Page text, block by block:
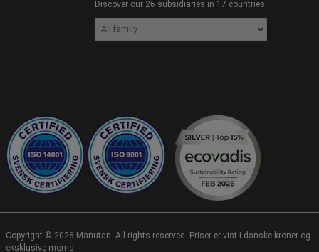
Discover our 26 subsidiaries in 17 countries.
Copyright © 2026 Manutan. All rights reserved. Priser er vist i danske kroner og
eksklusive moms.